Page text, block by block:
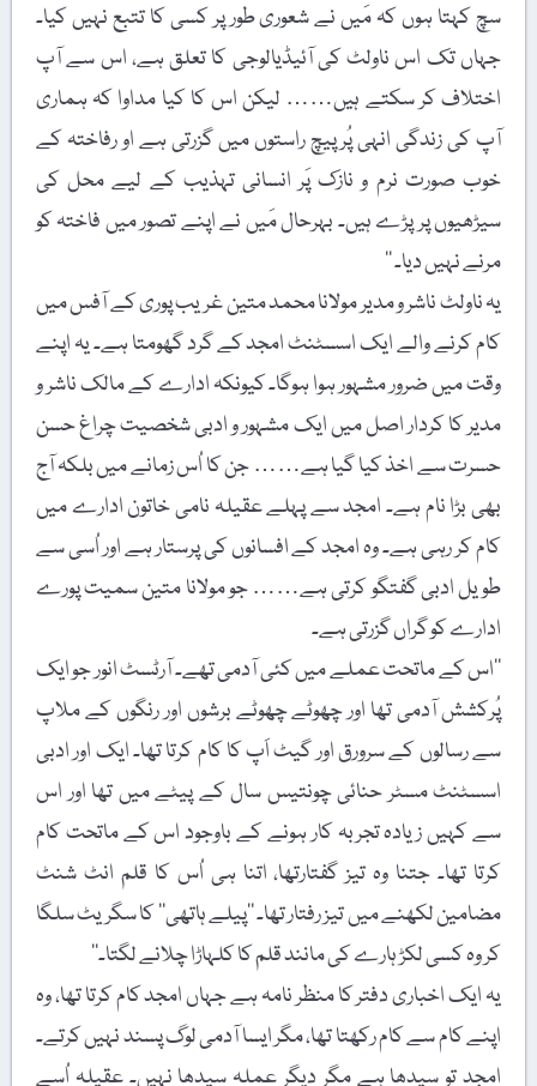
سچ کہتا ہوں کہ مَیں نے شعوری طور پر کسی کا تتبع نہیں کیا۔
جہاں تک اس ناولٹ کی آئیڈیالوجی کا تعلق ہے، اس سے آپ
اختلاف کر سکتے ہیں…… لیکن اس کا کیا مداوا کہ ہماری
آپ کی زندگی انہی پُرپیچ راستوں میں گزرتی ہے او رفاختہ کے
خوب صورت نرم و نازک پَر انسانی تہذیب کے لیے محل کی
سیڑھیوں پر پڑے ہیں۔ بہرحال مَیں نے اپنے تصور میں فاختہ کو
مرنے نہیں دیا۔ ‘‘
یہ ناولٹ ناشر و مدیر مولانا محمد متین غریب پوری کے آفس میں
کام کرنے والے ایک اسسٹنٹ امجد کے گرد گھومتا ہے۔ یہ اپنے
وقت میں ضرور مشہور ہوا ہوگا۔ کیونکہ ادارے کے مالک ناشر و
مدیر کا کردار اصل میں ایک مشہور و ادبی شخصیت چراغ حسن
حسرت سے اخذ کیا گیا ہے…… جن کا اُس زمانے میں بلکہ آج
بھی بڑا نام ہے۔ امجد سے پہلے عقیلہ نامی خاتون ادارے میں
کام کر رہی ہے۔ وہ امجد کے افسانوں کی پرستار ہے اور اُسی سے
طویل ادبی گفتگو کرتی ہے…… جو مولانا متین سمیت پورے
ادارے کو گراں گزرتی ہے۔
’’اس کے ماتحت عملے میں کئی آدمی تھے۔ آرٹسٹ انور جو ایک
پُرکشش آدمی تھا اور چھوٹے چھوٹے برشوں اور رنگوں کے ملاپ
سے رسالوں کے سرورق اور گیٹ اَپ کا کام کرتا تھا۔ ایک اور ادبی
اسسٹنٹ مسٹر حنائی چونتیس سال کے پیٹے میں تھا اور اس
سے کہیں زیادہ تجربہ کار ہونے کے باوجود اس کے ماتحت کام
کرتا تھا۔ جتنا وہ تیز گفتارتھا، اتنا ہی اُس کا قلم انٹ شنٹ
مضامین لکھنے میں تیز رفتار تھا۔ ’’پیلے ہاتھی‘‘ کا سگریٹ سلگا
کر وہ کسی لکڑ ہارے کی مانند قلم کا کلہاڑا چلانے لگتا۔‘‘
یہ ایک اخباری دفتر کا منظر نامہ ہے جہاں امجد کام کرتا تھا، وہ
اپنے کام سے کام رکھتا تھا، مگر ایسا آدمی لوگ پسند نہیں کرتے۔
امجد تو سیدھا ہے مگر دیگر عملہ سیدھا نہیں۔ عقیلہ اُسے